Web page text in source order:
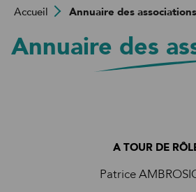
Accueil Annuaire des associations
Annuaire des
A TOUR DE
Patrice